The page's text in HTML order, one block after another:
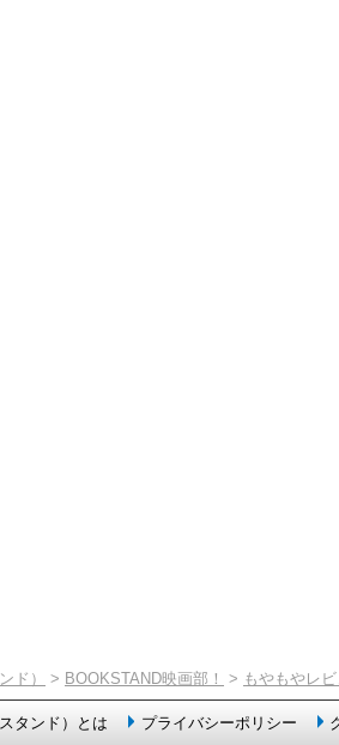
ド） > BOOKSTAND映画部！ > もやもやレ
タンド）とは プライバシーポリシー